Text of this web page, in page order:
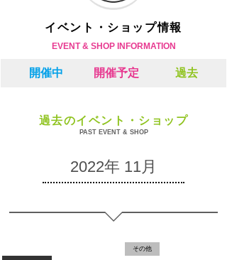
イベント・ショップ情報
EVENT & SHOP INFORMATION
開催中 開催予定 過去
過去のイベント・ショップ
PAST EVENT & SHOP
2022年 11月
その他